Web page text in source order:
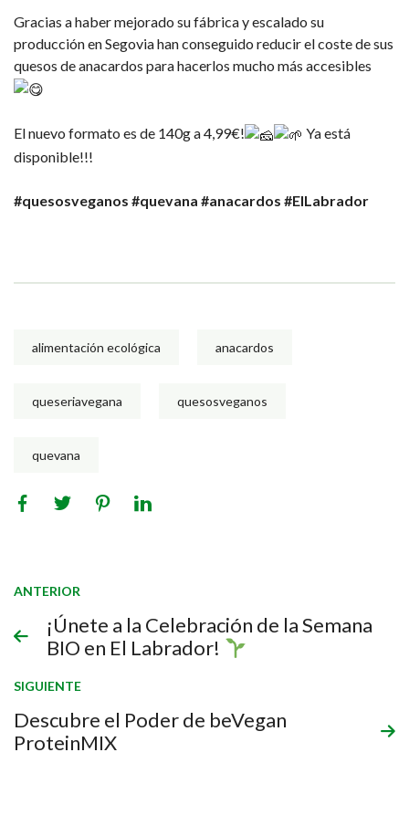
Gracias a haber mejorado su fábrica y escalado su
producción en Segovia han conseguido reducir el coste de sus
quesos de anacardos para hacerlos mucho más accesibles
El nuevo formato es de 140g a 4,99€!
Ya está
disponible!!!
#quesosveganos #quevana #anacardos #ElLabrador
alimentación ecológica anacardos
queseriavegana quesosveganos
quevana
ANTERIOR
¡Únete a la Celebración de la Semana
BIO en El Labrador!
SIGUIENTE
Descubre el Poder de beVegan
ProteinMIX